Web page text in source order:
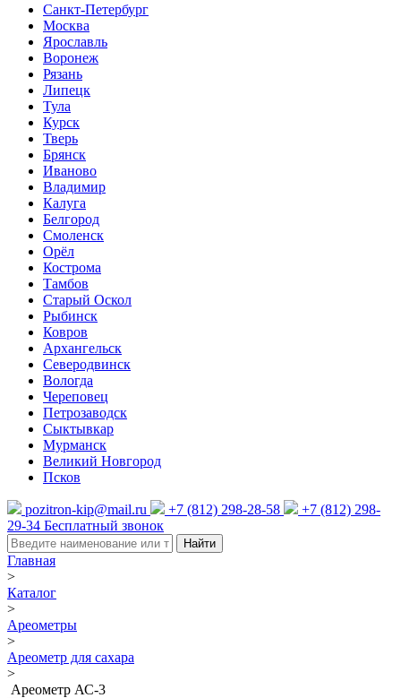
Санкт-Петербург
Москва
Ярославль
Воронеж
Рязань
Липецк
Тула
Курск
Тверь
Брянск
Иваново
Владимир
Калуга
Белгород
Смоленск
Орёл
Кострома
Тамбов
Старый Оскол
Рыбинск
Ковров
Архангельск
Северодвинск
Вологда
Череповец
Петрозаводск
Сыктывкар
Мурманск
Великий Новгород
Псков
pozitron-kip@mail.ru +7 (812) 298-28-58
+7 (812) 298-
29-34 Бесплатный звонок
Найти
Главная
>
Каталог
>
Ареометры
>
Ареометр для сахара
>
Ареометр АС-3